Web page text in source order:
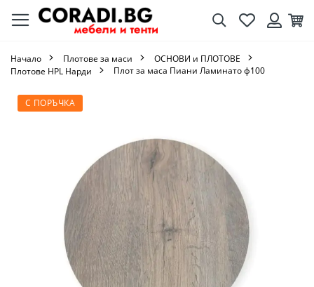
ТърсенеЛюбими
Начало Плотове за маси
ОСНОВИ и ПЛОТОВЕ
Плотове HPL Нарди
Плот за маса Пиани Ламинато ф100
С ПОРЪЧКА
Преминете
към
изображенията